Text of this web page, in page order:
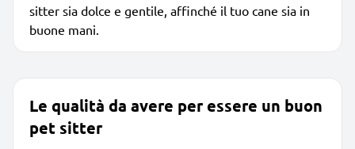
sitter sia dolce e gentile, affinché il tuo cane sia in
buone mani.
Le qualità da avere per essere un buon
pet sitter